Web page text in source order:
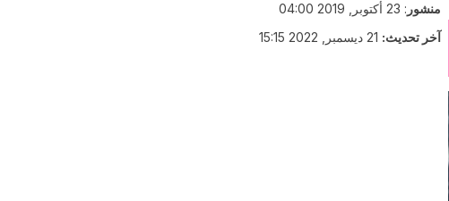
منشور : 23 أكتوبر, 2019 04:00
آخر تحديث: 21 ديسمبر, 2022 15:15